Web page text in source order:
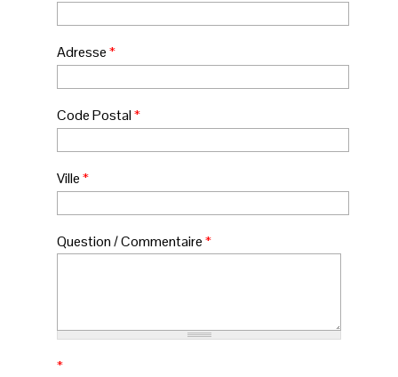
Adresse*
Code Postal*
Ville*
Question / Commentaire*
*